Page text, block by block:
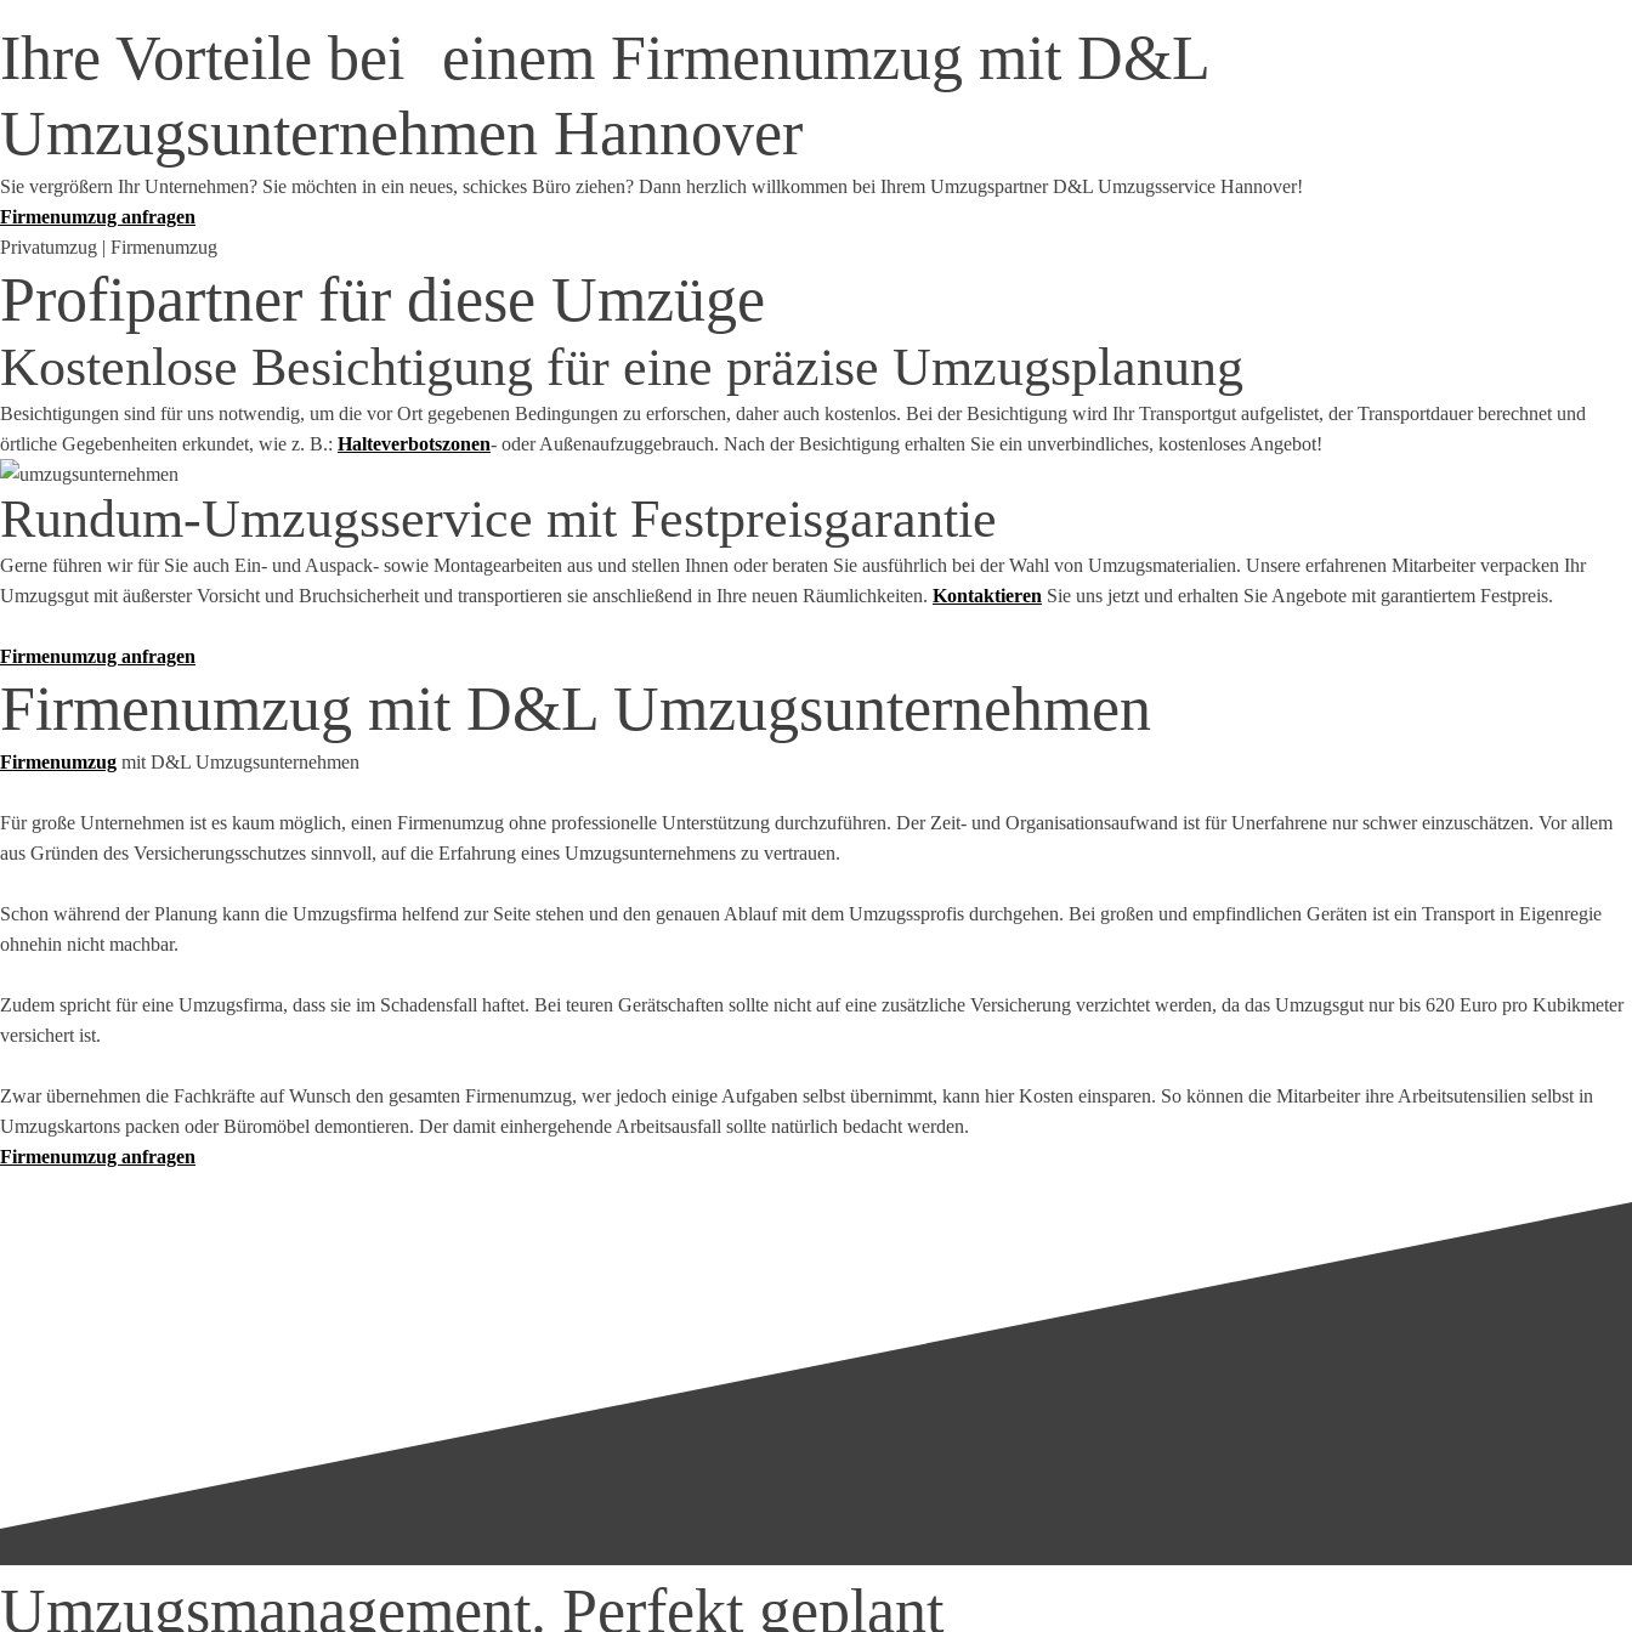
Ihre Vorteile bei einem Firmenumzug mit D&L
Umzugsunternehmen Hannover
Sie vergrößern Ihr Unternehmen? Sie möchten in ein neues, schickes Büro ziehen? Dann herzlich willkommen bei Ihrem Umzugspartner D&L Umzugsservice Hannover!
Firmenumzug anfragen
Privatumzug | Firmenumzug
Profipartner für diese Umzüge
Kostenlose Besichtigung für eine präzise Umzugsplanung
Besichtigungen sind für uns notwendig, um die vor Ort gegebenen Bedingungen zu erforschen, daher auch kostenlos. Bei der Besichtigung wird Ihr Transportgut aufgelistet, der Transportdauer berechnet und
örtliche Gegebenheiten erkundet, wie z. B.: Halteverbotszonen- oder Außenaufzuggebrauch. Nach der Besichtigung erhalten Sie ein unverbindliches, kostenloses Angebot!
Rundum-Umzugsservice mit Festpreisgarantie
Gerne führen wir für Sie auch Ein- und Auspack- sowie Montagearbeiten aus und stellen Ihnen oder beraten Sie ausführlich bei der Wahl von Umzugsmaterialien. Unsere erfahrenen Mitarbeiter verpacken Ihr
Umzugsgut mit äußerster Vorsicht und Bruchsicherheit und transportieren sie anschließend in Ihre neuen Räumlichkeiten. Kontaktieren Sie uns jetzt und erhalten Sie Angebote mit garantiertem Festpreis.
Firmenumzug anfragen
Firmenumzug mit D&L Umzugsunternehmen
Firmenumzug mit D&L Umzugsunternehmen
Für große Unternehmen ist es kaum möglich, einen Firmenumzug ohne professionelle Unterstützung durchzuführen. Der Zeit- und Organisationsaufwand ist für Unerfahrene nur schwer einzuschätzen. Vor allem
aus Gründen des Versicherungsschutzes sinnvoll, auf die Erfahrung eines Umzugsunternehmens zu vertrauen.
Schon während der Planung kann die Umzugsfirma helfend zur Seite stehen und den genauen Ablauf mit dem Umzugssprofis durchgehen. Bei großen und empfindlichen Geräten ist ein Transport in Eigenregie
ohnehin nicht machbar.
Zudem spricht für eine Umzugsfirma, dass sie im Schadensfall haftet. Bei teuren Gerätschaften sollte nicht auf eine zusätzliche Versicherung verzichtet werden, da das Umzugsgut nur bis 620 Euro pro Kubikmeter
versichert ist.
Zwar übernehmen die Fachkräfte auf Wunsch den gesamten Firmenumzug, wer jedoch einige Aufgaben selbst übernimmt, kann hier Kosten einsparen. So können die Mitarbeiter ihre Arbeitsutensilien selbst in
Umzugskartons packen oder Büromöbel demontieren. Der damit einhergehende Arbeitsausfall sollte natürlich bedacht werden.
Firmenumzug anfragen
Umzugsmanagement. Perfekt geplant